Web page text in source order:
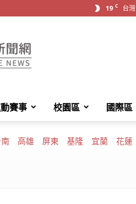
19 C 台灣
賽事 校園區 國際區
高雄 屏東 基隆 宜蘭 花蓮